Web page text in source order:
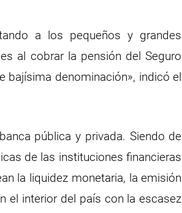
a los pequeños y grandes
al cobrar la pensión del Seguro
bajísima denominación», indicó el
pública y privada. Siendo de
de las instituciones financieras
la liquidez monetaria, la emisión
el interior del país con la escasez